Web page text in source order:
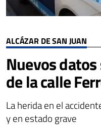
ALCÁZAR DE SAN JUAN
Nuevos
de la calle
La herida en el
y en estado grave